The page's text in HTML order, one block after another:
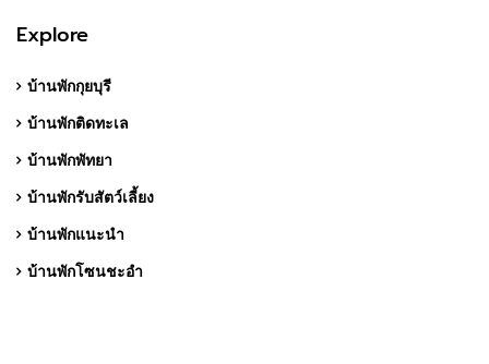
Explore
บ้านพักกุยบุรี
บ้านพักติดทะเล
บ้านพักพัทยา
บ้านพักรับสัตว์เลี้ยง
บ้านพักแนะนำ
บ้านพักโซนชะอำ